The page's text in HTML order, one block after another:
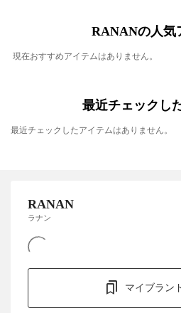
RANANの人気
現在おすすめアイテムはありません。
最近チェックし
最近チェックしたアイテムはありません。
RANAN
ラナン
マイブラン